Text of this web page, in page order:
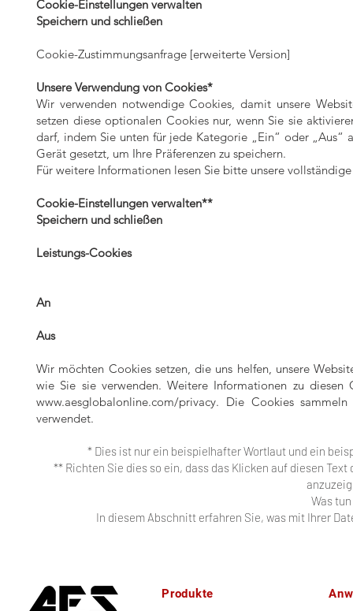
Cookie-Einstellungen verwalten
Speichern und schließen
Cookie-Zustimmungsanfrage [erweiterte Version]
Unsere Verwendung von Cookies*
Wir verwenden notwendige Cookies, damit unsere
setzen diese optionalen Cookies nur, wenn Sie sie
darf, indem Sie unten für jede Kategorie „Ein“ oder „Aus“
Gerät gesetzt, um Ihre Präferenzen zu speichern.
Für weitere Informationen lesen Sie bitte unsere
Cookie-Einstellungen verwalten**
Speichern und schließen
Leistungs-Cookies
An
Aus
Wir möchten Cookies setzen, die uns helfen, unsere
wie Sie sie verwenden. Weitere Informationen zu diesen
www.aesglobalonline.com/privacy. Die Cookies
verwendet.
* Dies ist nur ein beispielhafter Wortlaut und ein
** Richten Sie dies so ein, dass das Klicken auf diesen
Was
In diesem Abschnitt erfahren Sie, was mit Ihrer
Produkte